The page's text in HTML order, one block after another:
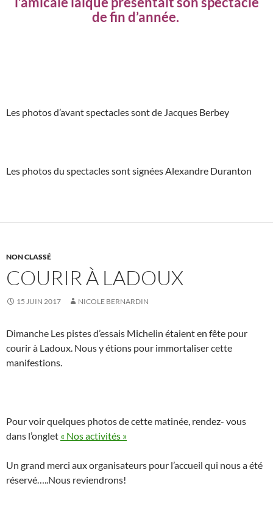
de fin d’année.
Les photos d’avant spectacles sont de Jacques Berbey
Les photos du spectacles sont signées Alexandre Duranton
NON CLASSÉ
COURIR À LADOUX
15 JUIN 2017 NICOLE BERNARDIN
Dimanche Les pistes d’essais Michelin étaient en fête pour
courir à Ladoux. Nous y étions pour immortaliser cette
manifestions.
Pour voir quelques photos de cette matinée, rendez- vous
dans l’onglet « Nos activités »
Un grand merci aux organisateurs pour l’accueil qui nous a été
réservé…..Nous reviendrons!